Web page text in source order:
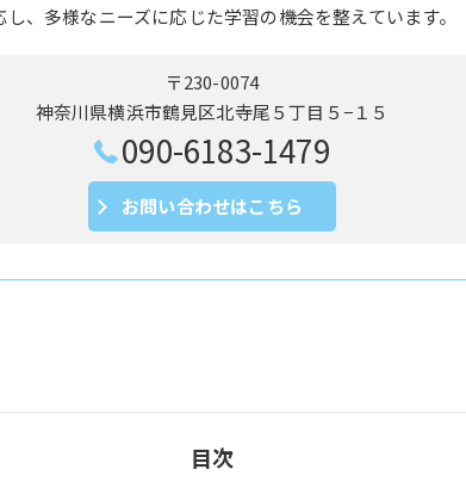
、多様なニーズに応じた学習の機会を整えています。
〒230-0074
神奈川県横浜市鶴見区北寺尾５丁目５−１５
090-6183-1479
お問い合わせはこちら
目次